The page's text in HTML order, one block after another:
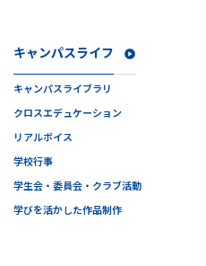
キャンパスライフ
キャンパスライブラリ
クロスエデュケーション
リアルボイス
学校行事
学生会・委員会・クラブ活動
学びを活かした作品制作